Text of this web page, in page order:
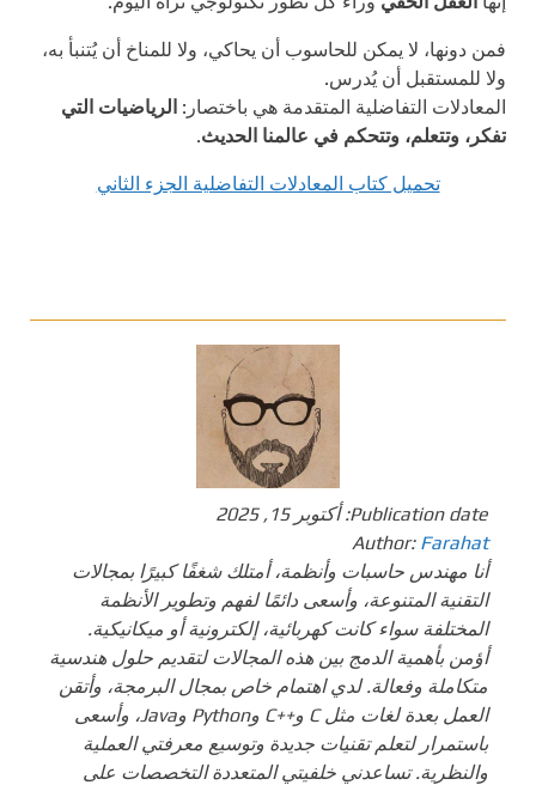
فمن دونها، لا يمكن للحاسوب أن يحاكي، ولا للمناخ أن يُتنبأ به،
ولا للمستقبل أن يُدرس.
المعادلات التفاضلية المتقدمة هي باختصار: الرياضيات التي
تفكر، وتتعلم، وتتحكم في عالمنا الحديث.
تحميل كتاب المعادلات التفاضلية الجزء الثاني
Publication date: أكتوبر 15, 2025
Author: Farahat
أنا مهندس حاسبات وأنظمة، أمتلك شغفًا كبيرًا بمجالات
التقنية المتنوعة، وأسعى دائمًا لفهم وتطوير الأنظمة
المختلفة سواء كانت كهربائية، إلكترونية أو ميكانيكية.
أؤمن بأهمية الدمج بين هذه المجالات لتقديم حلول هندسية
متكاملة وفعالة. لدي اهتمام خاص بمجال البرمجة، وأتقن
العمل بعدة لغات مثل C و++C وPython وJava، وأسعى
باستمرار لتعلم تقنيات جديدة وتوسيع معرفتي العملية
والنظرية. تساعدني خلفيتي المتعددة التخصصات على